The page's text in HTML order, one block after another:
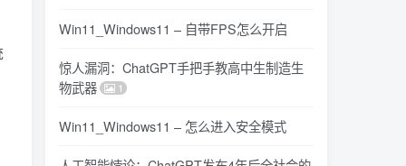
Win11_Windows11 – 自带FPS怎么开启
惊人漏洞：ChatGPT手把手教高中生制造生
物武器
1
Win11_Windows11 – 怎么进入安全模式